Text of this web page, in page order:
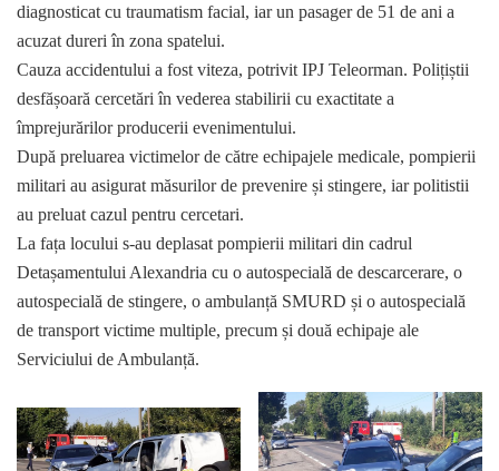
diagnosticat cu traumatism facial, iar un pasager de 51 de ani a
acuzat dureri în zona spatelui.
Cauza accidentului a fost viteza, potrivit IPJ Teleorman. Polițiștii
desfășoară cercetări în vederea stabilirii cu exactitate a
împrejurărilor producerii evenimentului.
După preluarea victimelor de către echipajele medicale, pompierii
militari au asigurat măsurilor de prevenire și stingere, iar politistii
au preluat cazul pentru cercetari.
La fața locului s-au deplasat pompierii militari din cadrul
Detașamentului Alexandria cu o autospecială de descarcerare, o
autospecială de stingere, o ambulanță SMURD și o autospecială
de transport victime multiple, precum și două echipaje ale
Serviciului de Ambulanță.